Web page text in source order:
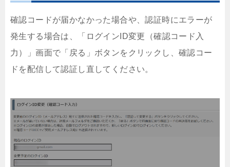
確認コードが届かなかった場合や、認証時にエラーが
発生する場合は、「ログインID変更（確認コード入
力）」画面で「戻る」ボタンをクリックし、確認コー
ドを配信して認証し直してください。